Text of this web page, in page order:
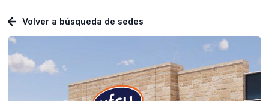
Volver a búsqueda de sedes